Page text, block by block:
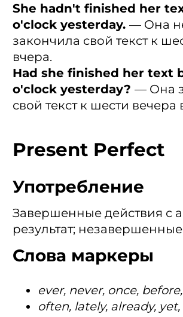
She hadn't finished her
o'clock yesterday. — Oна
закончила свой текст к
вчера.
Had she finished her text
o'clock yesterday? — Она
свой текст к шести вечера
Present Perfect
Употребление
Завершенные действия с
результат;
Слова маркеры
ever, never, once,
often, lately, already,